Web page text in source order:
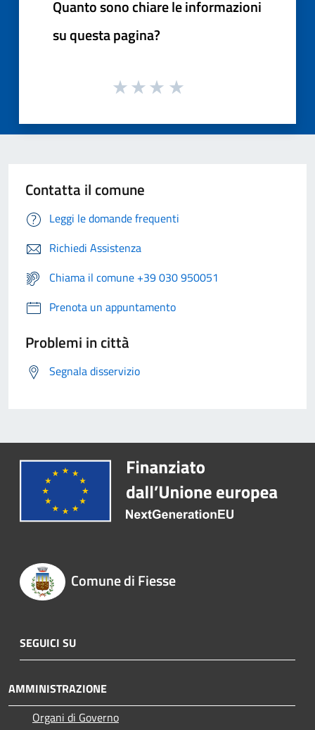
Quanto sono chiare le informazioni
su questa pagina?
Contatta il comune
Leggi le domande frequenti
Richiedi Assistenza
Chiama il comune +39 030 950051
Prenota un appuntamento
Problemi in città
Segnala disservizio
Comune di Fiesse
SEGUICI SU
AMMINISTRAZIONE
Organi di Governo